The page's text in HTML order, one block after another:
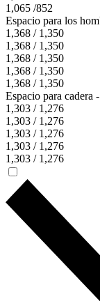
1,065 /852
Espacio para los
1,368 / 1,350
1,368 / 1,350
1,368 / 1,350
1,368 / 1,350
1,368 / 1,350
Espacio para cadera
1,303 / 1,276
1,303 / 1,276
1,303 / 1,276
1,303 / 1,276
1,303 / 1,276